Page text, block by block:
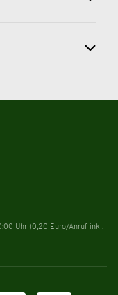
Uhr (0,20 Euro/Anruf inkl.